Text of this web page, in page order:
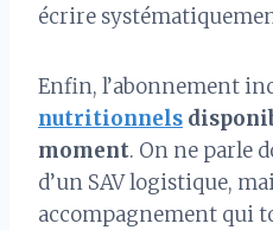
écrire
Enfin, l’abonnement
nutritionnels
moment. On ne parle
d’un SAV logistique,
accompagnement qui